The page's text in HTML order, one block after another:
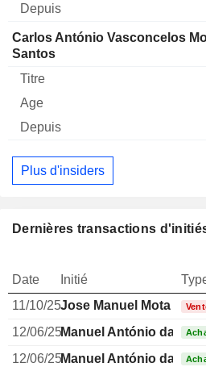
Carlos António Vasconcelos
Santos
Plus d'insiders
Dernières transactions
Date Initié
11/10/25Jose Manuel Mota
12/06/25Manuel António da
12/06/25Manuel António da